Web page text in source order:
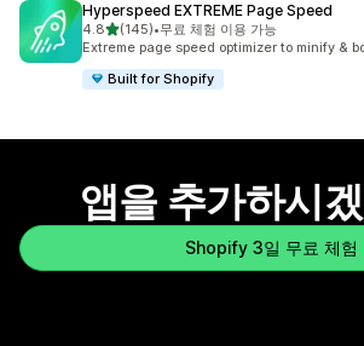
Hyperspeed EXTREME Page Speed
4.8별 5개 중
(145)
총 리뷰 145개
•무료 체험 이용 가능
Extreme page speed optimizer to minify &
Built for Shopify
앱을 추가하시
Shopify 3일 무료 체험